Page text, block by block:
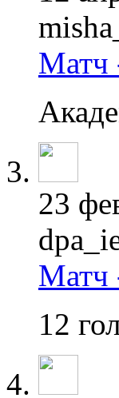
Матч
23
Матч
12